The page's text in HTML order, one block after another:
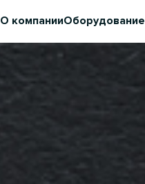
О компанииОборудование